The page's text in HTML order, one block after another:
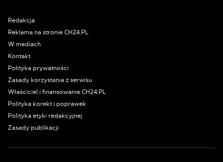
Redakcja
Reklama na stronie CH24.PL
W mediach
Kontakt
Polityka prywatności
Zasady korzystania z serwisu
Właściciel i finansowanie CH24.PL
Polityka korekt i poprawek
Polityka etyki redakcyjnej
Zasady publikacji